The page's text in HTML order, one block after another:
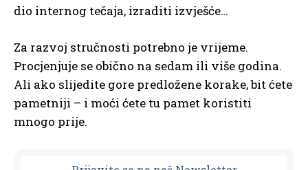
dio internog tečaja, izraditi izvješće…
Za razvoj stručnosti potrebno je vrijeme.
Procjenjuje se obično na sedam ili više godina.
Ali ako slijedite gore predložene korake, bit ćete
pametniji – i moći ćete tu pamet koristiti
mnogo prije.